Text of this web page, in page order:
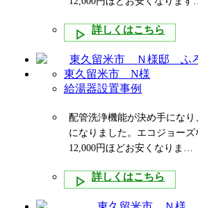
詳しくはこちら
東久留米市 N様
給湯器設置事例
配管洗浄機能が決め手にな
になりました。エコジョー
12,000円ほどお安くなりま…
詳しくはこちら